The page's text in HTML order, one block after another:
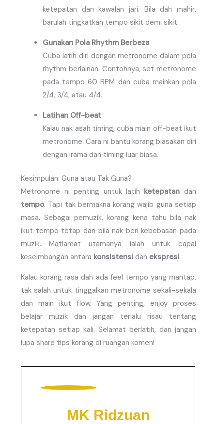
ketepatan dan kawalan jari. Bila dah mahir,
barulah tingkatkan tempo sikit demi sikit.
Gunakan Pola Rhythm Berbeza
Cuba latih diri dengan metronome dalam pola
rhythm berlainan. Contohnya, set metronome
pada tempo 60 BPM dan cuba mainkan pola
2/4, 3/4, atau 4/4.
Latihan Off-beat
Kalau nak asah timing, cuba main off-beat ikut
metronome. Cara ni bantu korang biasakan diri
dengan irama dan timing luar biasa.
Kesimpulan: Guna atau Tak Guna?
Metronome ni penting untuk latih ketepatan dan
tempo. Tapi tak bermakna korang wajib guna setiap
masa. Sebagai pemuzik, korang kena tahu bila nak
ikut tempo tetap dan bila nak beri kebebasan pada
muzik. Matlamat utamanya ialah untuk capai
keseimbangan antara konsistensi dan ekspresi.
Kalau korang rasa dah ada feel tempo yang mantap,
tak salah untuk tinggalkan metronome sekali-sekala
dan main ikut flow. Yang penting, enjoy proses
belajar muzik dan jangan terlalu risau tentang
ketepatan setiap kali. Selamat berlatih, dan jangan
lupa share tips korang di ruangan komen!
MK Ridzuan